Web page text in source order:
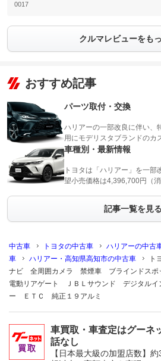
0017
クルマレビューをも
おすすめ記事
パーツ取付・交換
ハリアーの一部改良に伴い、
用にモデリスタブランドの
車種別・最新情報
トヨタは「ハリアー」を一
望小売価格は4,396,700円（
記事一覧を見る
中古車 トヨタの中古車 ハリアーの中古
車
ハリアー・高知県高知市の中古車
ト
ナビ 全周囲カメラ 禁煙車 ブラインドスポ
電動リアゲート ＪＢＬサウンド デジタル
ー ＥＴＣ 純正１９アルミ
車買取・車査定はグー
話なし
【日本最大級の加盟店数】